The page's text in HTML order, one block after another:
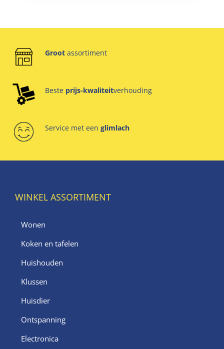
Groot assortiment
Beste prijs-kwaliteitverhouding
Service met een glimlach
WINKEL ASSORTIMENT
Wonen
Koken en tafelen
Huishouden
Klussen
Huisdier
Ontspanning
Electronica